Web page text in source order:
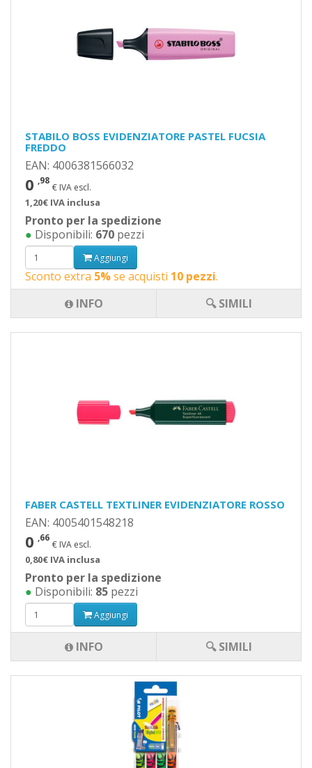
STABILO BOSS EVIDENZIATORE PASTEL FUCSIA
FREDDO
EAN: 4006381566032
0 ,98
€ IVA escl.
1,20€ IVA inclusa
Pronto per la spedizione
● Disponibili: 670 pezzi
Aggiungi
Sconto extra 5%se acquisti 10 pezzi.
INFO
🔍 SIMILI
FABER CASTELL TEXTLINER EVIDENZIATORE ROSSO
EAN: 4005401548218
0 ,66
€ IVA escl.
0,80€ IVA inclusa
Pronto per la spedizione
● Disponibili: 85 pezzi
Aggiungi
INFO 🔍 SIMILI